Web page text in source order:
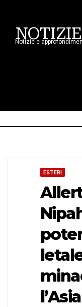
Notizie e
ESTERI
l’Asia